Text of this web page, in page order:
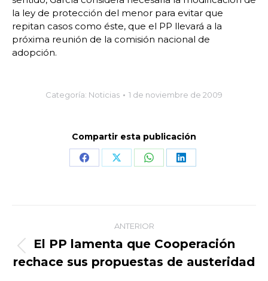
la ley de protección del menor para evitar que
repitan casos como éste, que el PP llevará a la
próxima reunión de la comisión nacional de
adopción.
Categoría: Noticias 1 de noviembre de 2009
Compartir esta publicación
Share Share Share Share
Navegación
entre
publicaciones
ANTERIOR
Publicación
anterior:
El PP lamenta que Cooperación
rechace sus propuestas de austeridad